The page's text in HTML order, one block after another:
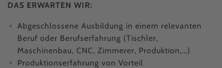
DAS ERWARTEN WIR:
Abgeschlossene Ausbildung in einem relevanten
Beruf oder Berufserfahrung (Tischler,
Maschinenbau, CNC, Zimmerer, Produktion,…)
Produktionserfahrung von Vorteil